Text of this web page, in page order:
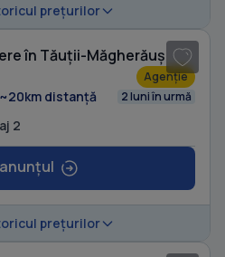
prețurilor
în Tăuții-Măgherăuș
Agenție
distanță 2 luni în urmă
2
prețurilor